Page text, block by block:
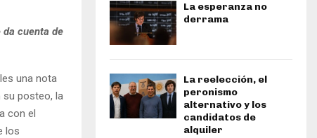
cuenta de
una nota
su posteo, la
con el
los
La esperanza no
derrama
La reelección, el
peronismo
alternativo y los
candidatos de
alquiler